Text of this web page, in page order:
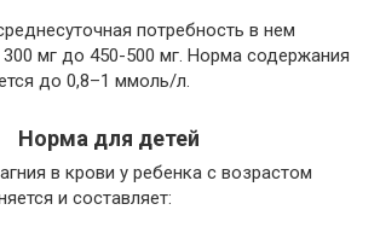
потребность в нем
300 мг до 450-500 мг. Норма содержания
до 0,8–1 ммоль/л.
Норма для детей
в крови у ребенка с возрастом
и составляет: